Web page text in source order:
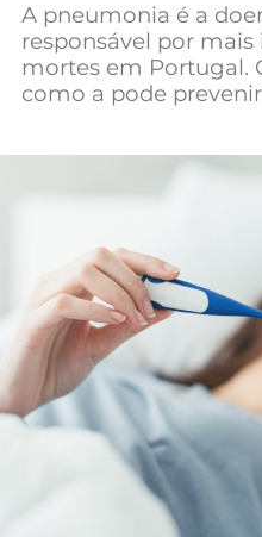
A pneumonia é a
responsável por
mortes em Portugal.
como a pode